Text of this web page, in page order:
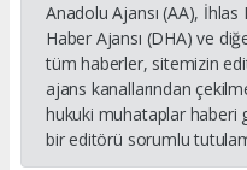
Anadolu Ajansı (AA),
Haber Ajansı (DHA) ve
tüm haberler, sitemizin
ajans kanallarından
hukuki muhataplar haberi
bir editörü sorumlu